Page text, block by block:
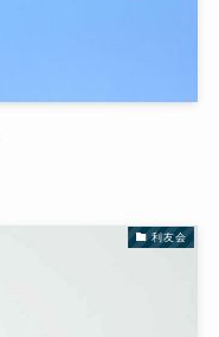
利友会